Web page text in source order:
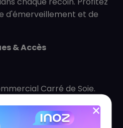
d'émerveillement et de
& Accès
Carré de Soie.